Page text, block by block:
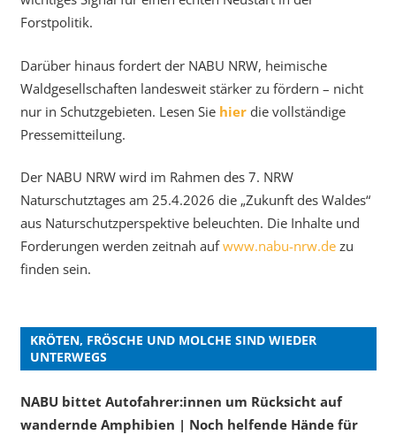
Forstpolitik.
Darüber hinaus fordert der NABU NRW, heimische
Waldgesellschaften landesweit stärker zu fördern – nicht
nur in Schutzgebieten. Lesen Sie hier die vollständige
Pressemitteilung.
Der NABU NRW wird im Rahmen des 7. NRW
Naturschutztages am 25.4.2026 die „Zukunft des Waldes“
aus Naturschutzperspektive beleuchten. Die Inhalte und
Forderungen werden zeitnah aufwww.nabu-nrw.dezu
finden sein.
KRÖTEN, FRÖSCHE UND MOLCHE SIND WIEDER
UNTERWEGS
NABU bittet Autofahrer:innen um Rücksicht auf
wandernde Amphibien | Noch helfende Hände für